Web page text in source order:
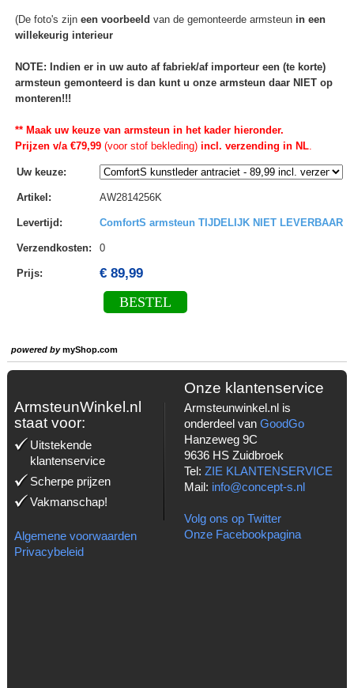
(De foto's zijn een voorbeeld van de gemonteerde armsteun in een
willekeurig interieur
NOTE: Indien er in uw auto af fabriek/af importeur een (te korte)
armsteun gemonteerd is dan kunt u onze armsteun daar NIET op
monteren!!!
** Maak uw keuze van armsteun in het kader hieronder.
Prijzen v/a €79,99(voor stof bekleding)incl. verzending in NL.
Uw keuze:
Artikel : AW2814256K
Levertijd : ComfortS armsteun TIJDELIJK NIET LEVERBAAR
Verzendkosten: 0
Prijs: € 89,99
BESTEL
powered bymyShop.com
ArmsteunWinkel.nl
staat voor:
Uitstekende
klantenservice
Scherpe prijzen
Vakmanschap!
Algemene voorwaarden
Privacybeleid
Onze klantenservice
Armsteunwinkel.nl is
onderdeel van GoodGo
Hanzeweg 9C
9636 HS Zuidbroek
Tel: ZIE KLANTENSERVICE
Mail: info@concept-s.nl
Volg ons op Twitter
Onze Facebookpagina